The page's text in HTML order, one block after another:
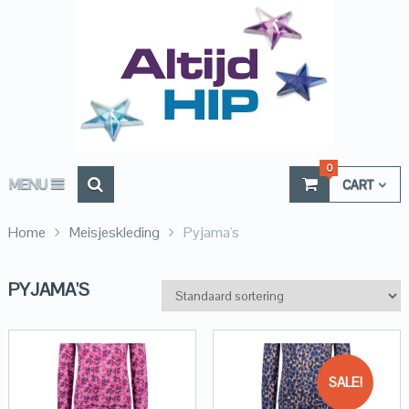
MENU CART
0
Home Meisjeskleding Pyjama's
PYJAMA'S
SALE!